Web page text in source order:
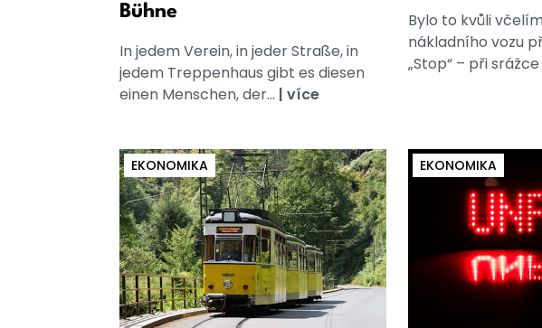
Bühne
In jedem Verein, in jeder Straße, in
jedem Treppenhaus gibt es diesen
einen Menschen, der... | více
Bylo to kvůli
nákladního vozu
„Stop“ – při srážce
EKONOMIKA EKONOMIKA